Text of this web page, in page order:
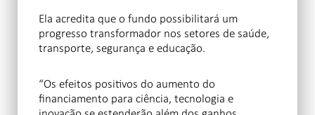
Ela acredita que o fundo possibilitará um
progresso transformador nos setores de saúde,
transporte, segurança e educação.
“Os efeitos positivos do aumento do
financiamento para ciência, tecnologia e